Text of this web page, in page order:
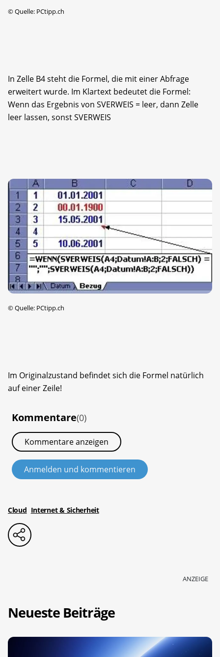
©Quelle: PCtipp.ch
In Zelle B4 steht die Formel, die mit einer Abfrage
erweitert wurde. Im Klartext bedeutet die Formel:
Wenn das Ergebnis von SVERWEIS = leer, dann Zelle
leer lassen, sonst SVERWEIS
©Quelle: PCtipp.ch
Im Originalzustand befindet sich die Formel natürlich
auf einer Zeile!
Kommentare(0)
Kommentare anzeigen
Anmelden und kommentieren
Cloud Internet & Sicherheit
ANZEIGE
Neueste Beiträge